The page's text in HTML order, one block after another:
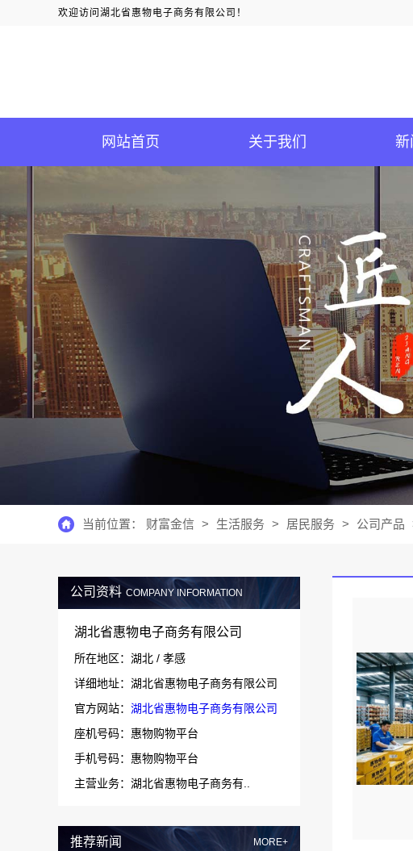
欢迎访问湖北省惠物电子商务有限公司！
网站首页 关于我们 新
当前位置： 财富金信 > 生活服务 > 居民服务 > 公司产品
公司资料 COMPANY INFORMATION
湖北省惠物电子商务有限公司
所在地区：湖北 / 孝感
详细地址：湖北省惠物电子商务有限公司
官方网站： 湖北省惠物电子商务有限公司
座机号码：惠物购物平台
手机号码：惠物购物平台
主营业务：湖北省惠物电子商务有..
推荐新闻 MORE+